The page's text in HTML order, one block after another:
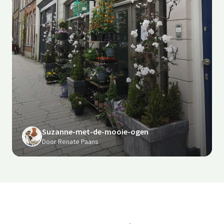
Suzanne-met-de-mooie-ogen
Door Renate Paans